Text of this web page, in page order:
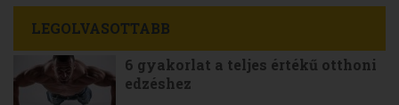
LEGOLVASOTTABB
6 gyakorlat a teljes értékű otthoni
edzéshez